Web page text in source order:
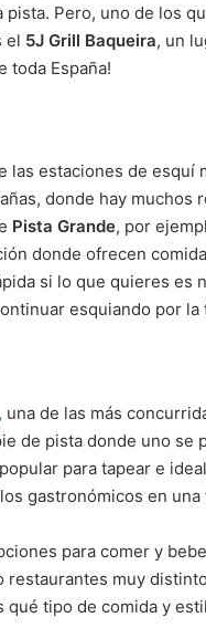
pista. Pero, uno de los
el 5J Grill Baqueira, un
toda España!
las estaciones de
donde hay
Pista Grande, por
donde ofrecen
si lo que quieres
esquiando por la
, una de las más
de pista donde uno se
para tapear e
gastronómicos en
para comer y
restaurantes muy
qué tipo de comida y